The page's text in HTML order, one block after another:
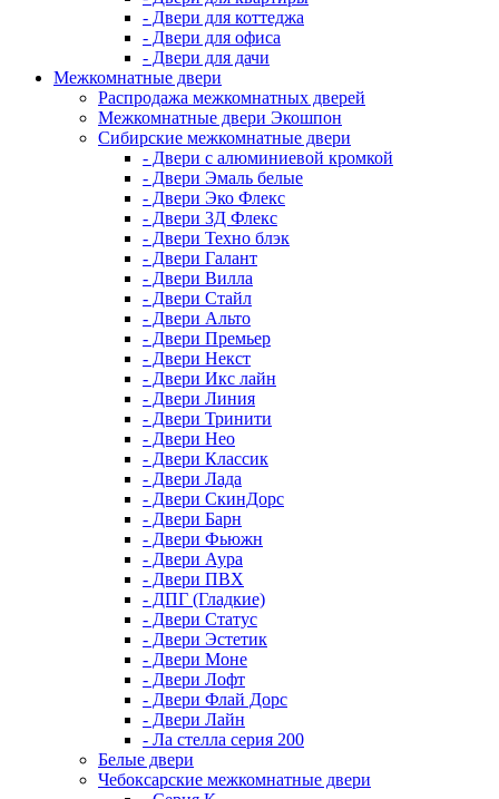
- Двери для коттеджа
- Двери для офиса
- Двери для дачи
Межкомнатные двери
Распродажа межкомнатных дверей
Межкомнатные двери Экошпон
Сибирские межкомнатные двери
- Двери с алюминиевой кромкой
- Двери Эмаль белые
- Двери Эко Флекс
- Двери 3Д Флекс
- Двери Техно блэк
- Двери Галант
- Двери Вилла
- Двери Стайл
- Двери Альто
- Двери Премьер
- Двери Некст
- Двери Икс лайн
- Двери Линия
- Двери Тринити
- Двери Нео
- Двери Классик
- Двери Лада
- Двери СкинДорс
- Двери Барн
- Двери Фьюжн
- Двери Аура
- Двери ПВХ
- ДПГ (Гладкие)
- Двери Статус
- Двери Эстетик
- Двери Моне
- Двери Лофт
- Двери Флай Дорс
- Двери Лайн
- Ла стелла серия 200
Белые двери
Чебоксарские межкомнатные двери